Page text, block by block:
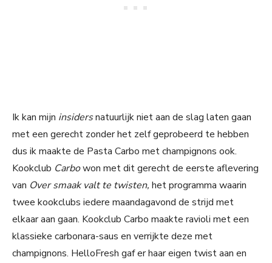
Ik kan mijn insidersnatuurlijk niet aan de slag laten gaan
met een gerecht zonder het zelf geprobeerd te hebben
dus ik maakte de Pasta Carbo met champignons ook.
Kookclub Carbowon met dit gerecht de eerste aflevering
van Over smaak valt te twisten, het programma waarin
twee kookclubs iedere maandagavond de strijd met
elkaar aan gaan. Kookclub Carbo maakte ravioli met een
klassieke carbonara-saus en verrijkte deze met
champignons. HelloFresh gaf er haar eigen twist aan en